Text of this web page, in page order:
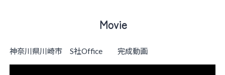
Movie
神奈川県川崎市 S社Office 完成動画